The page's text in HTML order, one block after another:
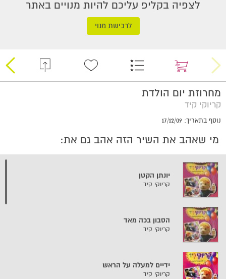
לצפיה בקליפ עליכם להיות מנויים באתר
לרכישת מנוי
מחרוזת יום הולדת
קריוקי קיד
נוסף בתאריך: 17/12/09
מי שאהב את השיר הזה אהב גם את:
יונתן הקטן
קריוקי קיד
הסבון בכה מאד
קריוקי קיד
ידיים למעלה על הראש
קריוקי קיד